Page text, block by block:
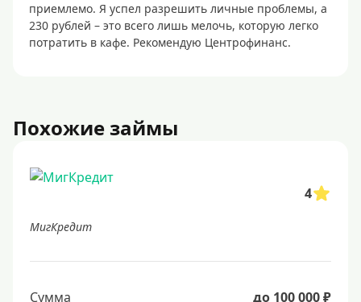
приемлемо. Я успел разрешить личные проблемы, а
230 рублей – это всего лишь мелочь, которую легко
потратить в кафе. Рекомендую Центрофинанс.
Похожие займы
4
МигКредит
Сумма до 100 000 ₽